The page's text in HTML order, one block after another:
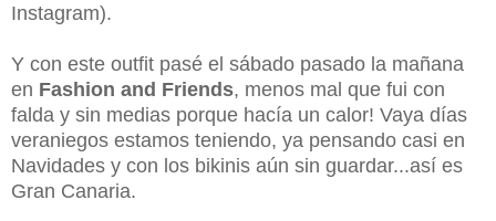
Instagram).
Y con este outfit pasé el sábado pasado la mañana
en Fashion and Friends, menos mal que fui con
falda y sin medias porque hacía un calor! Vaya días
veraniegos estamos teniendo, ya pensando casi en
Navidades y con los bikinis aún sin guardar...así es
Gran Canaria.